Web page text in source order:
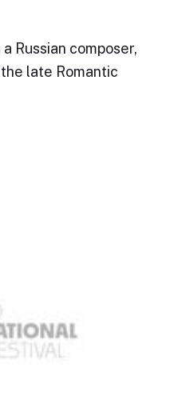
Russian composer,
late Romantic